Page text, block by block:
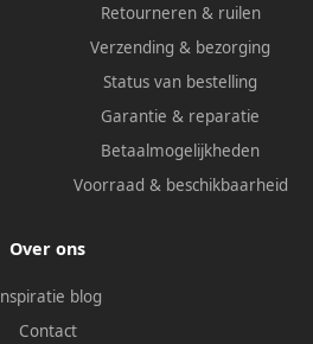
Retourneren & ruilen
Verzending & bezorging
Status van bestelling
Garantie & reparatie
Betaalmogelijkheden
Voorraad & beschikbaarheid
Over ons
blog
Contact